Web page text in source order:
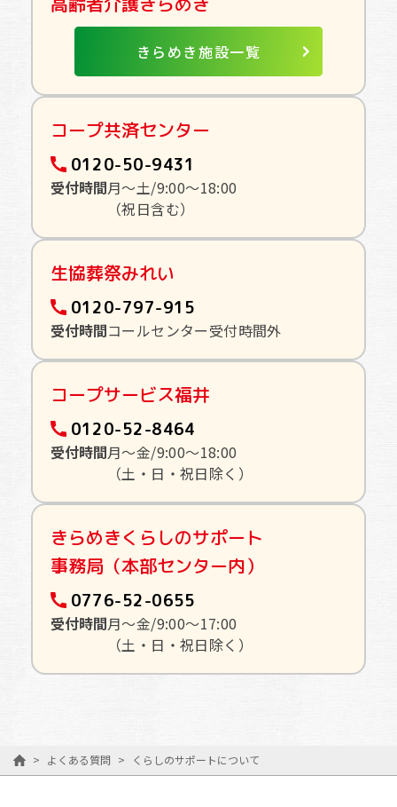
きらめき施設一覧
コープ共済センター
0120-50-9431
受付時間月〜土/9:00〜18:00
（祝日含む）
生協葬祭みれい
0120-797-915
受付時間コールセンター受付時間外
コープサービス福井
0120-52-8464
受付時間月〜金/9:00〜18:00
（土・日・祝日除く）
きらめきくらしのサポート
事務局（本部センター内）
0776-52-0655
受付時間月〜金/9:00〜17:00
（土・日・祝日除く）
> よくある質問 > くらしのサポートについて